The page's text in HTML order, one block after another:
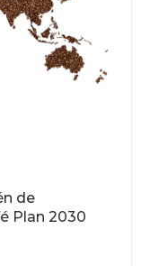
de
Plan 2030